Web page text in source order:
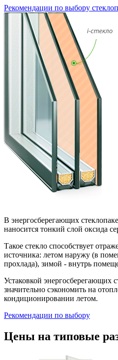
Рекомендации по выбору
В энергосберегающих
наносится тонкий слой оксида
Такое стекло способствует
источника: летом наружу (в
прохлада), зимой - внутрь
Устаковкой энергосберегающих
значительно сэкономить на
кондиционировании летом.
Рекомендации по выбору
Цены на типовые